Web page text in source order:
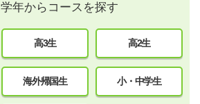
学年からコースを探す
高3生 高2生
海外帰国生 小・中学生